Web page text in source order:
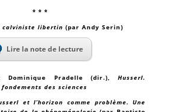
* * *
calviniste libertin (par Andy Serin)
Lire la note de lecture
Dominique Pradelle (dir.),Husserl.
des sciences
et l’horizon comme problème. Une